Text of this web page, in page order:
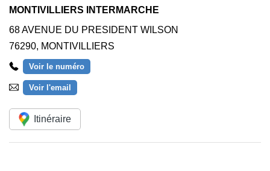
MONTIVILLIERS INTERMARCHE
68 AVENUE DU PRESIDENT WILSON
76290, MONTIVILLIERS
Voir le numéro
Voir l'email
Itinéraire